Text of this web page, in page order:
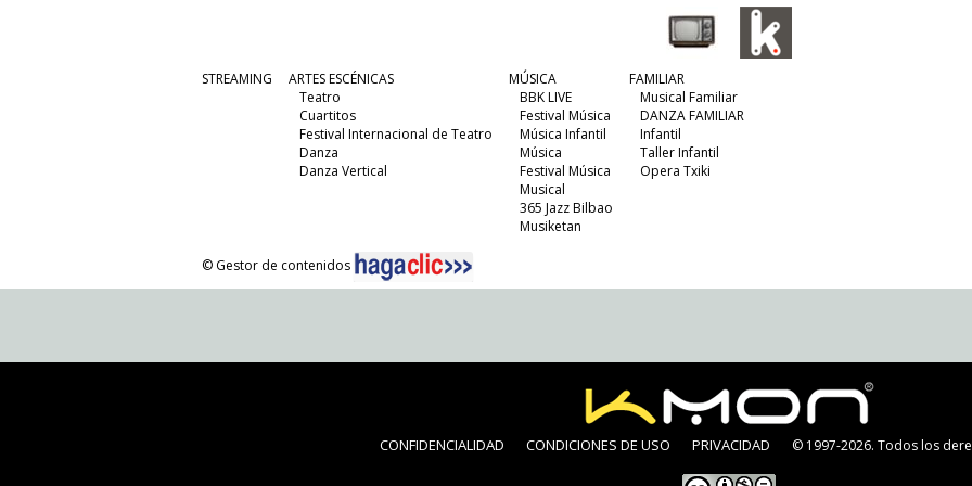
STREAMING
ARTES ESCÉNICAS
Teatro
Cuartitos
Festival Internacional de Teatro
Danza
Danza Vertical
MÚSICA
BBK LIVE
Festival Música
Música Infantil
Música
Festival Música
Musical
365 Jazz Bilbao
Musiketan
FAMILIAR
Musical Familiar
DANZA FAMILIAR
Infantil
Taller Infantil
Opera Txiki
© Gestor de contenidos
CONFIDENCIALIDAD CONDICIONES DE USO PRIVACIDAD © 1997-2026. Todos los